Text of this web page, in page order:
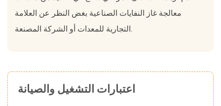
معالجة غاز النفايات الصناعية بغض النظر عن العلامة
التجارية للمعدات أو الشركة المصنعة.
اعتبارات التشغيل والصيانة